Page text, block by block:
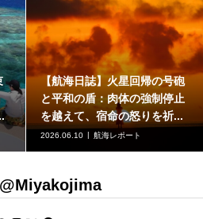
【航海日誌】火星回帰の号砲
と平和の盾：肉体の強制停止
を越えて、宿命の怒りを祈...
2026.06.10 航海レポート